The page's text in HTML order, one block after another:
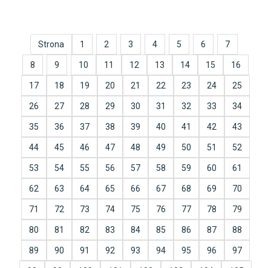
Strona 1 2 3 4 5 6 7
8 9 10 11 12 13 14 15 16
17 18 19 20 21 22 23 24 25
26 27 28 29 30 31 32 33 34
35 36 37 38 39 40 41 42 43
44 45 46 47 48 49 50 51 52
53 54 55 56 57 58 59 60 61
62 63 64 65 66 67 68 69 70
71 72 73 74 75 76 77 78 79
80 81 82 83 84 85 86 87 88
89 90 91 92 93 94 95 96 97